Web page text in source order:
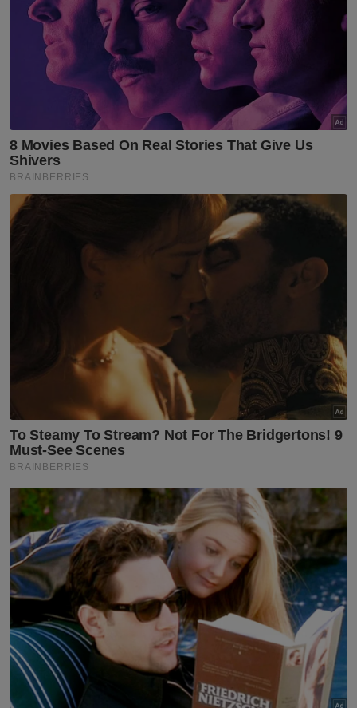
Artikel Berkaitan:
Ahli DAP Pulau Pinang diminta kembali bersatu,
sokong pimpinan baharu
Kon Yeow kekal terajui majlis pimpinan PH Pulau
Ahli Parlimen cadang Bernama diperkasa, jadi suara
Malaysia di peringkat global
“Malah Pengerusi Bersatu Negeri (Datuk Seri
Mohamed Azmin Ali) juga telah dimaklumkan
mengenai jemputan yang dihantar. Namun,
beliau sudah pun mengeluarkan notis dan
menetapkan tarikh persidangan pada hari
Mesyuarat perasmian berkelompok itu
hanya dihadiri oleh 14 bahagian Bersatu di
Selangor iaitu Bangi, Sepang, Sabak Bernam,
Ampang, Pandan, Selayang, Kota Raja, Hulu
Langat, Puchong, Damansara, Klang,
Subang, Sungai Buloh dan Hulu Selangor.
Sementara itu, Ahli Majlis Pimpinan Tertinggi